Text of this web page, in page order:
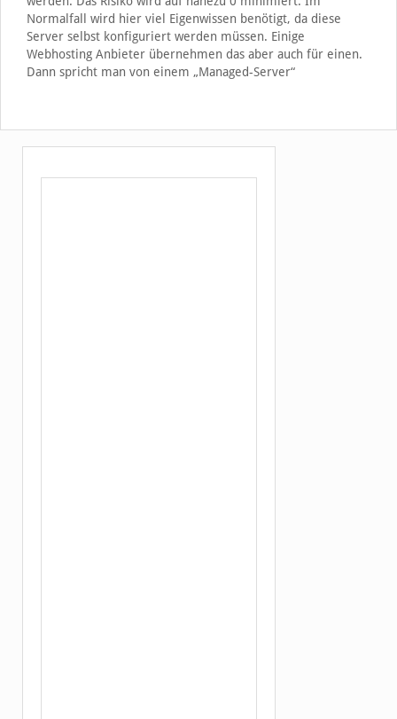
Normalfall wird hier viel Eigenwissen benötigt, da diese
Server selbst konfiguriert werden müssen. Einige
Webhosting Anbieter übernehmen das aber auch für einen.
Dann spricht man von einem „Managed-Server“